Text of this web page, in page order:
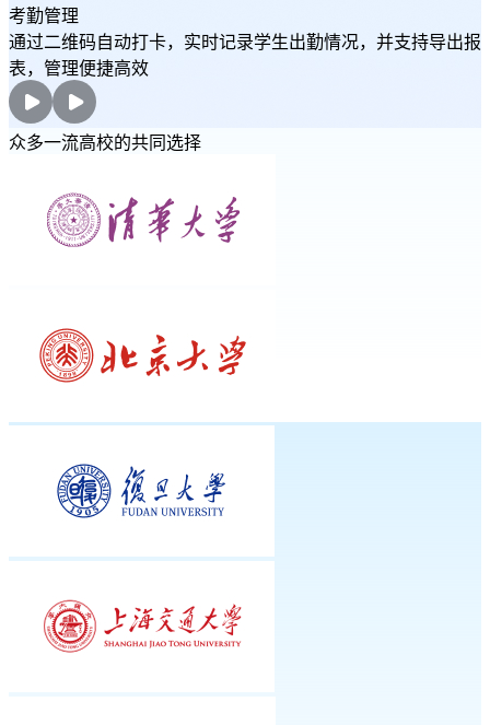
考勤管理
通过二维码自动打卡，实时记录学生出勤情况，并支持导出报
表，管理便捷高效
众多一流高校的共同选择